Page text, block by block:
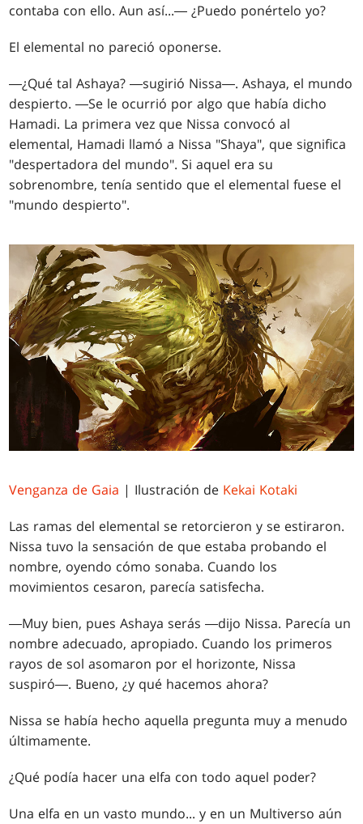
contaba con ello. Aun así...― ¿Puedo ponértelo yo?
El elemental no pareció oponerse.
―¿Qué tal Ashaya? ―sugirió Nissa―. Ashaya, el mundo
despierto. ―Se le ocurrió por algo que había dicho
Hamadi. La primera vez que Nissa convocó al
elemental, Hamadi llamó a Nissa "Shaya", que significa
"despertadora del mundo". Si aquel era su
sobrenombre, tenía sentido que el elemental fuese el
"mundo despierto".
Venganza de Gaia | Ilustración de Kekai Kotaki
Las ramas del elemental se retorcieron y se estiraron.
Nissa tuvo la sensación de que estaba probando el
nombre, oyendo cómo sonaba. Cuando los
movimientos cesaron, parecía satisfecha.
―Muy bien, pues Ashaya serás ―dijo Nissa. Parecía un
nombre adecuado, apropiado. Cuando los primeros
rayos de sol asomaron por el horizonte, Nissa
suspiró―. Bueno, ¿y qué hacemos ahora?
Nissa se había hecho aquella pregunta muy a menudo
últimamente.
¿Qué podía hacer una elfa con todo aquel poder?
Una elfa en un vasto mundo... y en un Multiverso aún